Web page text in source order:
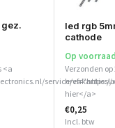
<a
service/
led rgb
cathode
Op voorraad
Verzonden
href="https://
hier</a>
€0,25
Incl. btw